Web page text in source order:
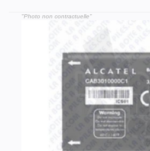
"Photo non contractuelle"